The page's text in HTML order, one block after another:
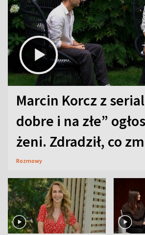
Marcin Korcz z
dobre i na złe”
żeni. Zdradził, co
Rozmowy